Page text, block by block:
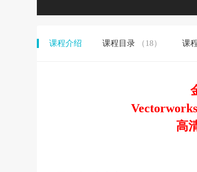
课程介绍 课程目录 （18） 课
高